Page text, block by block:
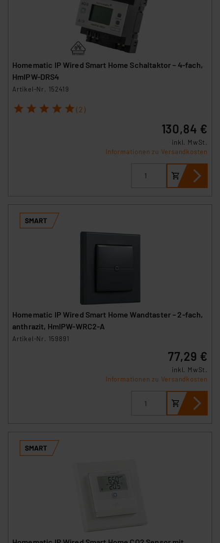
Homematic IP Wired Smart Home Schaltaktor – 4-fach,
HmIPW-DRS4
Artikel-Nr. 152419
1 2 3 4 5 (2)
130,84 €
inkl. MwSt.
Informationen zu Versandkosten
Homematic IP Wired Smart Home Wandtaster – 2-fach,
anthrazit, HmIPW-WRC2-A
Artikel-Nr. 159891
77,29 €
inkl. MwSt.
Informationen zu Versandkosten